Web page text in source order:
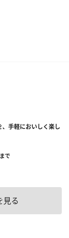
手軽においしく楽し
で
見る